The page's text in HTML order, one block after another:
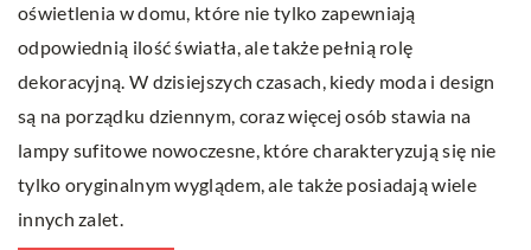
oświetlenia w domu, które nie tylko zapewniają
odpowiednią ilość światła, ale także pełnią rolę
dekoracyjną. W dzisiejszych czasach, kiedy moda i design
są na porządku dziennym, coraz więcej osób stawia na
lampy sufitowe nowoczesne, które charakteryzują się nie
tylko oryginalnym wyglądem, ale także posiadają wiele
innych zalet.